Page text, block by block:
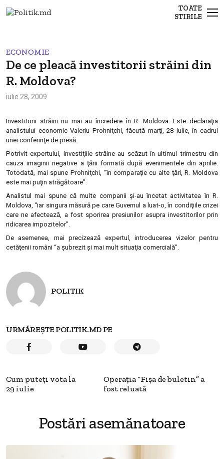
TOATE
STIRILE
ECONOMIE
De ce pleacă investitorii străini din
R. Moldova?
iulie 28, 2009
Investitorii străini nu mai au încredere în R. Moldova. Este declaraţia
analistului economic Valeriu Prohniţchi, făcută marţi, 28 iulie, în cadrul
unei conferinţe de presă.
Potrivit expertului, investiţiile străine au scăzut în ultimul trimestru din
cauza imaginii negative a ţării formată după evenimentele din aprilie.
Totodată, mai spune Prohniţchi, “în comparaţie cu alte ţări, R. Moldova
este mai puţin atrăgătoare”.
Analistul mai spune că multe companii şi-au încetat activitatea în R.
Moldova, “iar singura măsură pe care Guvernul a luat-o, în condiţiile crizei
care ne afectează, a fost sporirea presiunilor asupra investitorilor prin
ridicarea impozitelor”.
De asemenea, mai precizează expertul, introducerea vizelor pentru
cetăţenii români “a şubrezit şi mai mult situaţia comercială”.
POLITIK
URMĂREȘTE POLITIK.MD PE
Cum puteţi vota la
29 iulie
Operaţia “Fişa de buletin” a
fost reluată
Postări asemănatoare